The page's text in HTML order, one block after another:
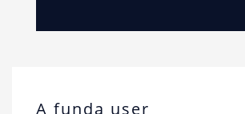
A funda user